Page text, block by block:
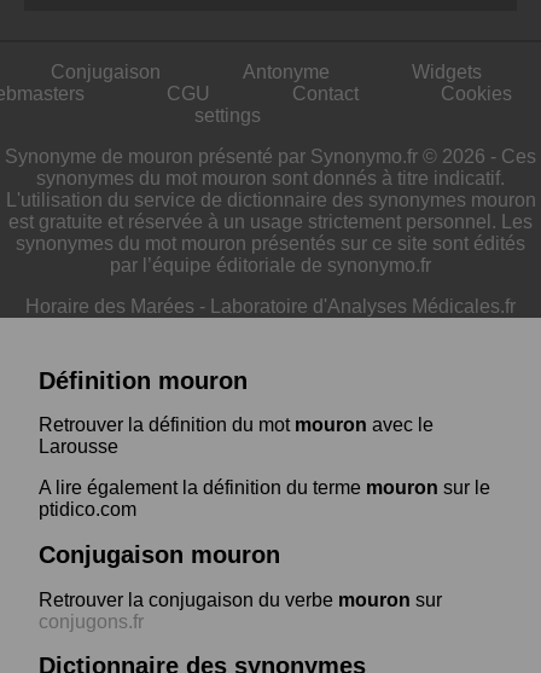
Conjugaison Antonyme
Widgets
CGU Contact
Cookies
settings
Synonyme de mouron présenté par Synonymo.fr © 2026 - Ces
synonymes du mot mouron sont donnés à titre indicatif.
L'utilisation du service de dictionnaire des synonymes mouron
est gratuite et réservée à un usage strictement personnel. Les
synonymes du mot mouron présentés sur ce site sont édités
par l’équipe éditoriale de synonymo.fr
Horaire des Marées - Laboratoire d'Analyses Médicales.fr
Définition mouron
Retrouver la définition du mot mouron avec le
Larousse
A lire également la définition du terme mouron sur le
ptidico.com
Conjugaison mouron
Retrouver la conjugaison du verbe mouron sur
conjugons.fr
Dictionnaire des synonymes